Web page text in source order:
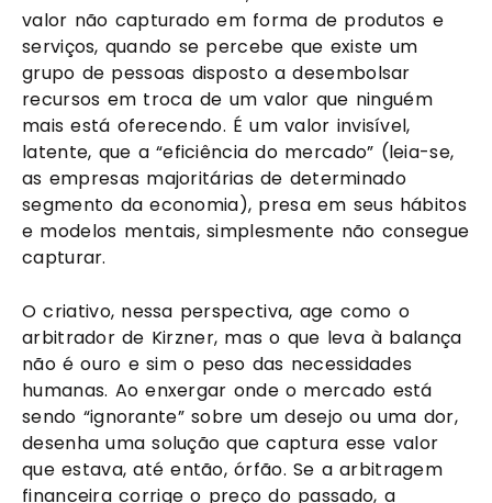
valor não capturado em forma de produtos e
serviços, quando se percebe que existe um
grupo de pessoas disposto a desembolsar
recursos em troca de um valor que ninguém
mais está oferecendo. É um valor invisível,
latente, que a “eficiência do mercado” (leia-se,
as empresas majoritárias de determinado
segmento da economia), presa em seus hábitos
e modelos mentais, simplesmente não consegue
capturar.
O criativo, nessa perspectiva, age como o
arbitrador de Kirzner, mas o que leva à balança
não é ouro e sim o peso das necessidades
humanas. Ao enxergar onde o mercado está
sendo “ignorante” sobre um desejo ou uma dor,
desenha uma solução que captura esse valor
que estava, até então, órfão. Se a arbitragem
financeira corrige o preço do passado, a